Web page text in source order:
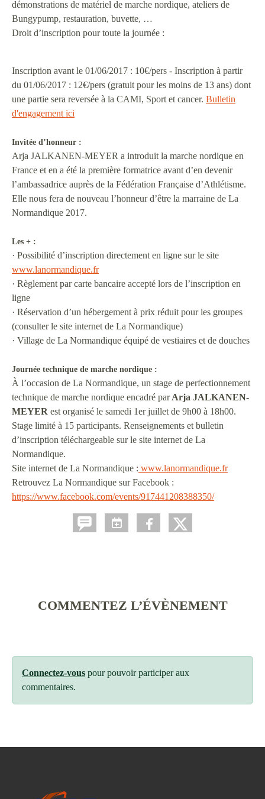
démonstrations de matériel de marche nordique, ateliers de
Bungypump, restauration, buvette, …
Droit d’inscription pour toute la journée :
Inscription avant le 01/06/2017 : 10€/pers - Inscription à partir
du 01/06/2017 : 12€/pers (gratuit pour les moins de 13 ans) dont
une partie sera reversée à la CAMI, Sport et cancer. Bulletin
d'engagement ici
Invitée d’honneur :
Arja JALKANEN-MEYER a introduit la marche nordique en
France et en a été la première formatrice avant d’en devenir
l’ambassadrice auprès de la Fédération Française d’Athlétisme.
Elle nous fera de nouveau l’honneur d’être la marraine de La
Normandique 2017.
Les + :
· Possibilité d’inscription directement en ligne sur le site
www.lanormandique.fr
· Règlement par carte bancaire accepté lors de l’inscription en
ligne
· Réservation d’un hébergement à prix réduit pour les groupes
(consulter le site internet de La Normandique)
· Village de La Normandique équipé de vestiaires et de douches
Journée technique de marche nordique :
À l’occasion de La Normandique, un stage de perfectionnement
technique de marche nordique encadré parArja JALKANEN-
MEYER est organisé le samedi 1er juillet de 9h00 à 18h00.
Stage limité à 15 participants. Renseignements et bulletin
d’inscription téléchargeable sur le site internet de La
Normandique.
Site internet de La Normandique : www.lanormandique.fr
Retrouvez La Normandique sur Facebook :
https://www.facebook.com/events/917441208388350/
COMMENTEZ L’ÉVÈNEMENT
Connectez-vous pour pouvoir participer aux
commentaires.